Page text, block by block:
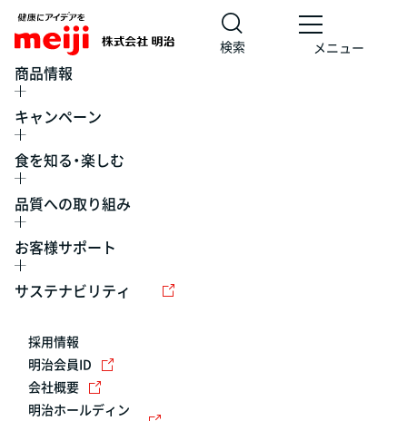
検索 メニュー
商品情報
キャンペーン
食を知る・楽しむ
品質への取り組み
お客様サポート
サステナビリティ
採用情報
明治会員ID
会社概要
明治ホールディン